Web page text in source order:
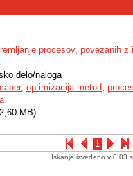
1
procesov, povezanih
delo/naloga
, optimizacija metod,
MB)
Iskanje izvedeno v 0.03